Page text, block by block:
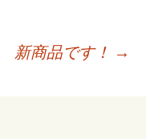
新商品です！ →